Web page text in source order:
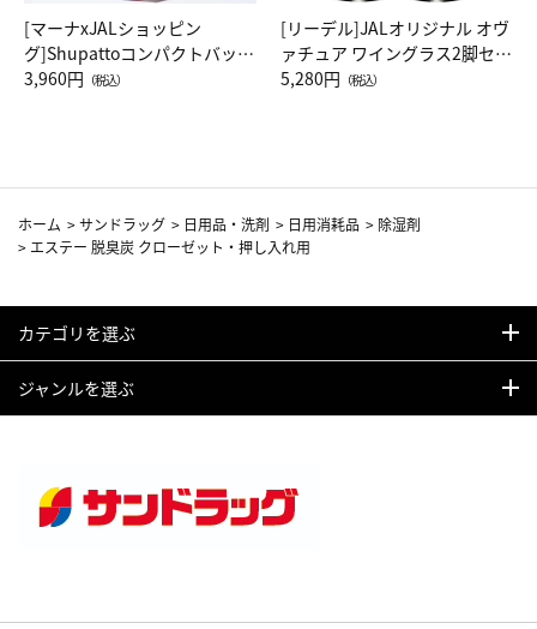
[マーナxJALショッピン
グ]Shupattoコンパクトバッグ
Drop JAL客室乗務員（LC）ス
3,960円 （税込）
[リーデル]JALオリジナル オヴ
ァチュア ワイングラス2脚セッ
ト（レッドワイン）
5,280円 （税込）
ホーム >サンドラッグ > 日用品・洗剤 > 日用消耗品 > 除湿剤
> エステー 脱臭炭 クローゼット・押し入れ用
カテゴリを選ぶ
ジャンルを選ぶ